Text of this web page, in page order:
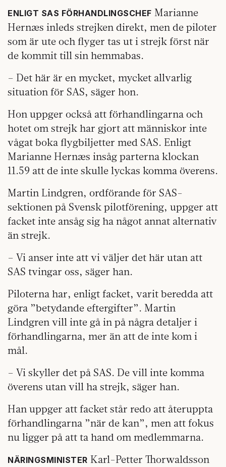
ENLIGT SAS FÖRHANDLINGSCHEF Marianne
Hernæs inleds strejken direkt, men de piloter
som är ute och flyger tas ut i strejk först när
de kommit till sin hemmabas.
– Det här är en mycket, mycket allvarlig
situation för SAS, säger hon.
Hon uppger också att förhandlingarna och
hotet om strejk har gjort att människor inte
vågat boka flygbiljetter med SAS. Enligt
Marianne Hernæs insåg parterna klockan
11.59 att de inte skulle lyckas komma överens.
Martin Lindgren, ordförande för SAS-
sektionen på Svensk pilotförening, uppger att
facket inte ansåg sig ha något annat alternativ
än strejk.
– Vi anser inte att vi väljer det här utan att
SAS tvingar oss, säger han.
Piloterna har, enligt facket, varit beredda att
göra ”betydande eftergifter”. Martin
Lindgren vill inte gå in på några detaljer i
förhandlingarna, mer än att de inte kom i
mål.
– Vi skyller det på SAS. De vill inte komma
överens utan vill ha strejk, säger han.
Han uppger att facket står redo att återuppta
förhandlingarna ”när de kan”, men att fokus
nu ligger på att ta hand om medlemmarna.
NÄRINGSMINISTER Karl-Petter Thorwaldsson